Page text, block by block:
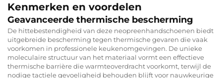
Kenmerken en voordelen
Geavanceerde thermische bescherming
De hittebestendigheid van deze neopreenhandschoenen biedt
uitgebreide bescherming tegen thermische gevaren die vaak
voorkomen in professionele keukenomgevingen. De unieke
moleculaire structuur van het materiaal vormt een effectieve
thermische barrière die warmteoverdracht voorkomt, terwijl de
nodige tactiele gevoeligheid behouden blijft voor nauwkeurige